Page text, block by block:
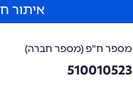
איתור
מספר ח"פ (מספר חברה)
510010523